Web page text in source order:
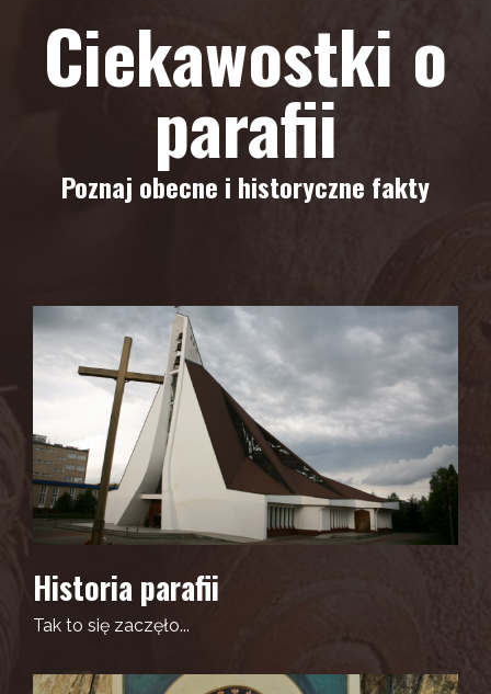
Ciekawostki o
parafii
Poznaj obecne i historyczne fakty
Historia parafii
Tak to się zaczęło...